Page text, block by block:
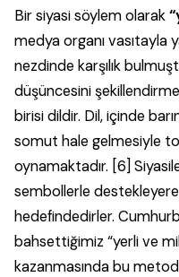
Bir siyasi söylem olarak
medya organı vasıtayla
nezdinde karşılık
düşüncesini
birisi dildir. Dil, içinde
somut hale gelmesiyle
oynamaktadır. [6]
sembollerle
hedefindedirler.
bahsettiğimiz “yerli ve
kazanmasında bu